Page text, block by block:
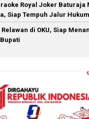
Royal Joker Baturaja
Siap Tempuh Jalur Hukum
di OKU, Siap
Bupati